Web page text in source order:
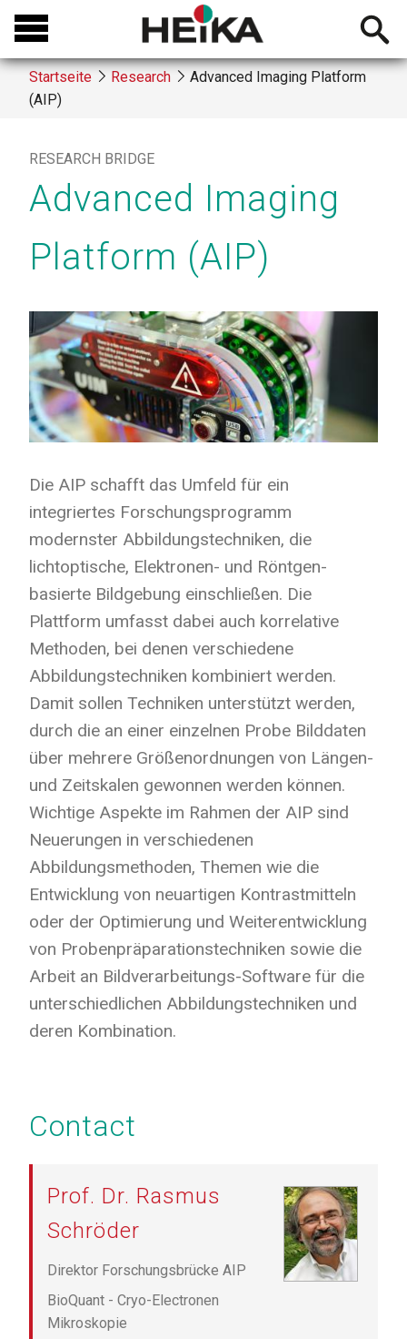
Direkt
zum
Inhalt
Open
Startseite Research
Advanced Imaging Platform
(AIP)
RESEARCH BRIDGE
Advanced Imaging
Platform (AIP)
Die AIP schafft das Umfeld für ein
integriertes Forschungsprogramm
modernster Abbildungstechniken, die
lichtoptische, Elektronen- und Röntgen-
basierte Bildgebung einschließen. Die
Plattform umfasst dabei auch korrelative
Methoden, bei denen verschiedene
Abbildungstechniken kombiniert werden.
Damit sollen Techniken unterstützt werden,
durch die an einer einzelnen Probe Bilddaten
über mehrere Größenordnungen von Längen-
und Zeitskalen gewonnen werden können.
Wichtige Aspekte im Rahmen der AIP sind
Neuerungen in verschiedenen
Abbildungsmethoden, Themen wie die
Entwicklung von neuartigen Kontrastmitteln
oder der Optimierung und Weiterentwicklung
von Probenpräparationstechniken sowie die
Arbeit an Bildverarbeitungs-Software für die
unterschiedlichen Abbildungstechniken und
deren Kombination.
Contact
Prof. Dr. Rasmus
Schröder
Direktor Forschungsbrücke AIP
BioQuant - Cryo-Electronen
Mikroskopie